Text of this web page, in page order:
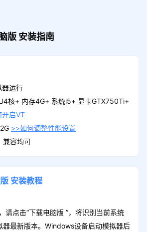
版 安装指南
器运行
核+ 内存4G+ 系统i5+ 显卡GTX750Ti+
开启VT
>>如何调整性能设置
兼容均可
安装教程
点击“下载电脑版 ”，将识别当前系统
器最新版本。Windows设备启动模拟器后